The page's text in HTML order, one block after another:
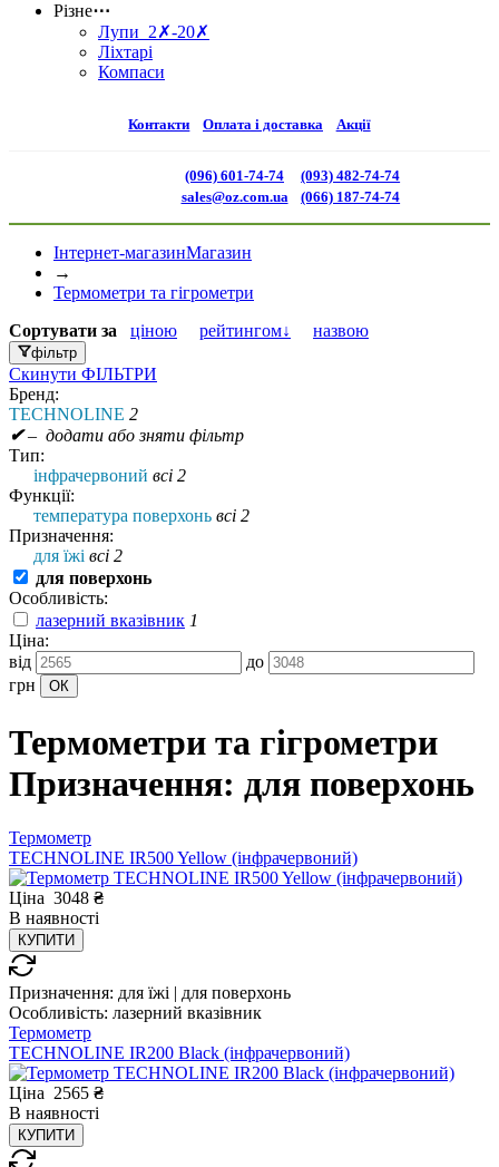
Різне⋯
Лупи 2✗-20✗
Ліхтарі
Компаси
Контакти Оплата і доставка Акції
(096) 601-74-74
sales@oz.com.ua
(093) 482-74-74
(066) 187-74-74
Інтернет-магазинМагазин
→
Термометри та гігрометри
Сортувати за ціною рейтингом↓ назвою
фільтр
Скинути ФІЛЬТРИ
Бренд:
TECHNOLINE 2
✔– додати або зняти фільтр
Тип:
інфрачервоний всі 2
Функції:
температура поверхонь всі 2
Призначення:
для їжі всі 2
для поверхонь
Особливість:
лазерний вказівник 1
Ціна:
від
до
грн
Термометри та гігрометри
Призначення: для поверхонь
Термометр
TECHNOLINE IR500 Yellow (інфрачервоний)
Ціна 3048 ₴
В наявності
КУПИТИ
Призначення: для їжі | для поверхонь
Особливість: лазерний вказівник
Термометр
TECHNOLINE IR200 Black (інфрачервоний)
Ціна 2565 ₴
В наявності
КУПИТИ